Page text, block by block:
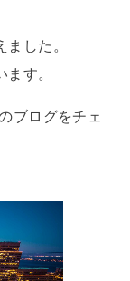
した。
す。
ブログをチェ